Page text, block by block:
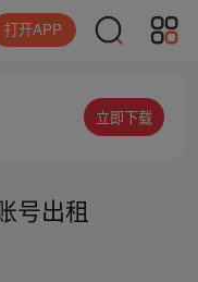
打开APP
立即下载
号出租